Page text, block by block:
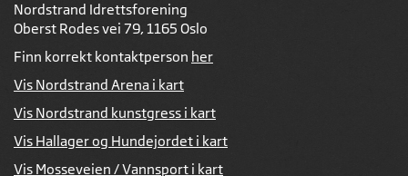
Nordstrand Idrettsforening
Oberst Rodes vei 79, 1165 Oslo
Finn korrekt kontaktperson her
Vis Nordstrand Arena i kart
Vis Nordstrand kunstgress i kart
Vis Hallager og Hundejordet i kart
Vis Mosseveien / Vannsport i kart